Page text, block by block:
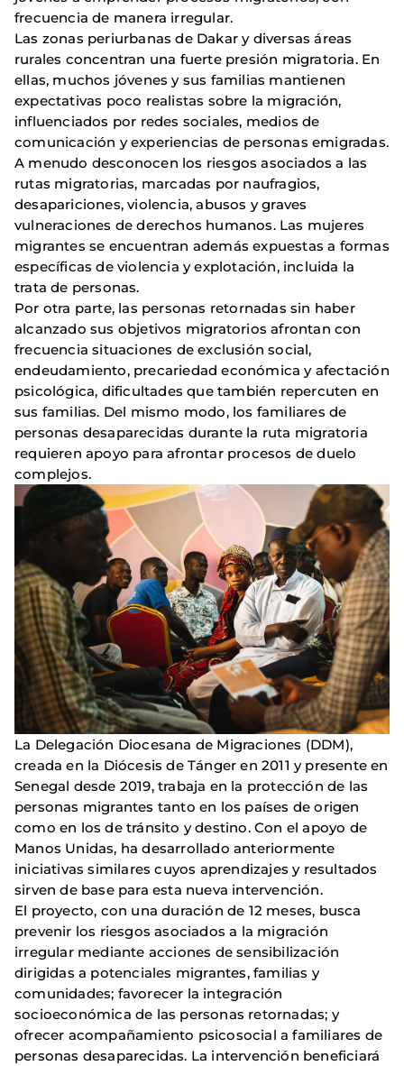
frecuencia de manera irregular.
Las zonas periurbanas de Dakar y diversas áreas
rurales concentran una fuerte presión migratoria. En
ellas, muchos jóvenes y sus familias mantienen
expectativas poco realistas sobre la migración,
influenciados por redes sociales, medios de
comunicación y experiencias de personas emigradas.
A menudo desconocen los riesgos asociados a las
rutas migratorias, marcadas por naufragios,
desapariciones, violencia, abusos y graves
vulneraciones de derechos humanos. Las mujeres
migrantes se encuentran además expuestas a formas
específicas de violencia y explotación, incluida la
trata de personas.
Por otra parte, las personas retornadas sin haber
alcanzado sus objetivos migratorios afrontan con
frecuencia situaciones de exclusión social,
endeudamiento, precariedad económica y afectación
psicológica, dificultades que también repercuten en
sus familias. Del mismo modo, los familiares de
personas desaparecidas durante la ruta migratoria
requieren apoyo para afrontar procesos de duelo
complejos.
Imagen
La Delegación Diocesana de Migraciones (DDM),
creada en la Diócesis de Tánger en 2011 y presente en
Senegal desde 2019, trabaja en la protección de las
personas migrantes tanto en los países de origen
como en los de tránsito y destino. Con el apoyo de
Manos Unidas, ha desarrollado anteriormente
iniciativas similares cuyos aprendizajes y resultados
sirven de base para esta nueva intervención.
El proyecto, con una duración de 12 meses, busca
prevenir los riesgos asociados a la migración
irregular mediante acciones de sensibilización
dirigidas a potenciales migrantes, familias y
comunidades; favorecer la integración
socioeconómica de las personas retornadas; y
ofrecer acompañamiento psicosocial a familiares de
personas desaparecidas. La intervención beneficiará